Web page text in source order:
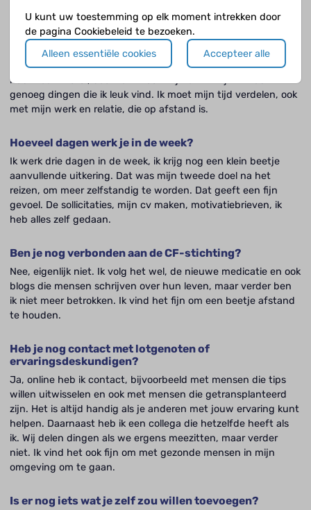
Ik doe aan bodysurfen. In de winter niet, maar in de zomer
pak ik graag mijn board. Ik doe het niet supervaak. Omdat ik
meer werk en andere dingen ook leuk vind, moet ik mijn tijd
verdelen. Ik vind fitness ook heel leuk. Verder kook ik graag en
heb ik een motor, daar kan ik ook mijn ei in kwijt. Ik heb
genoeg dingen die ik leuk vind. Ik moet mijn tijd verdelen, ook
met mijn werk en relatie, die op afstand is.
Hoeveel dagen werk je in de week?
Ik werk drie dagen in de week, ik krijg nog een klein beetje
aanvullende uitkering. Dat was mijn tweede doel na het
reizen, om meer zelfstandig te worden. Dat geeft een fijn
gevoel. De sollicitaties, mijn cv maken, motivatiebrieven, ik
heb alles zelf gedaan.
Ben je nog verbonden aan de CF-stichting?
Nee, eigenlijk niet. Ik volg het wel, de nieuwe medicatie en ook
blogs die mensen schrijven over hun leven, maar verder ben
ik niet meer betrokken. Ik vind het fijn om een beetje afstand
te houden.
Heb je nog contact met lotgenoten of
ervaringsdeskundigen?
Ja, online heb ik contact, bijvoorbeeld met mensen die tips
willen uitwisselen en ook met mensen die getransplanteerd
zijn. Het is altijd handig als je anderen met jouw ervaring kunt
helpen. Daarnaast heb ik een collega die hetzelfde heeft als
ik. Wij delen dingen als we ergens meezitten, maar verder
niet. Ik vind het ook fijn om met gezonde mensen in mijn
omgeving om te gaan.
Is er nog iets wat je zelf zou willen toevoegen?
U kunt uw toestemming op elk moment intrekken door
de pagina Cookiebeleid te bezoeken.
Alleen essentiële cookies
Accepteer alle